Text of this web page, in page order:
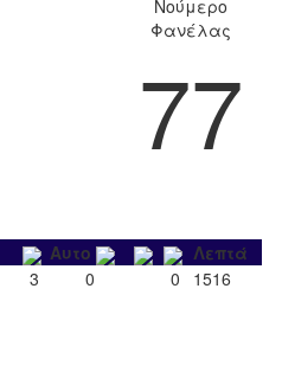
Νούμερο
Φανέλας
77
Αυτο
Λεπτά
3 0 0 1516